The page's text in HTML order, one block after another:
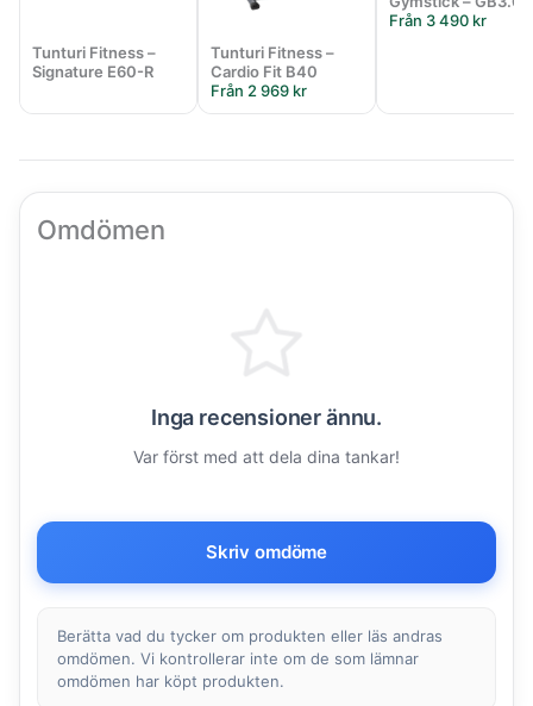
Tunturi Fitness –
Signature E60-R
Tunturi Fitness –
Cardio Fit B40
Från 2 969 kr
Från 3 490 kr
Omdömen
Inga recensioner ännu.
Var först med att dela dina tankar!
Skriv omdöme
Berätta vad du tycker om produkten eller läs andras
omdömen. Vi kontrollerar inte om de som lämnar
omdömen har köpt produkten.